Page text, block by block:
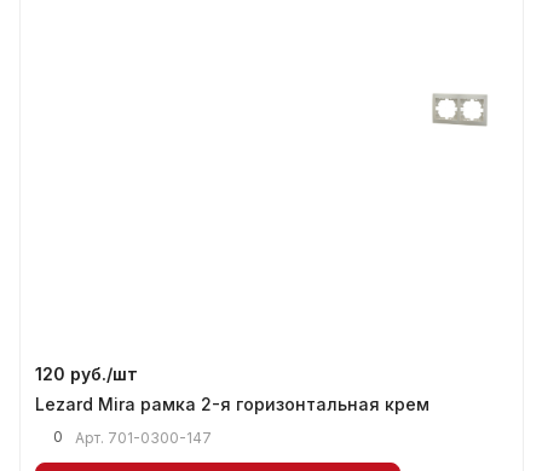
120 руб./шт
Lezard Mira рамка 2-я горизонтальная крем
0 Арт. 701-0300-147